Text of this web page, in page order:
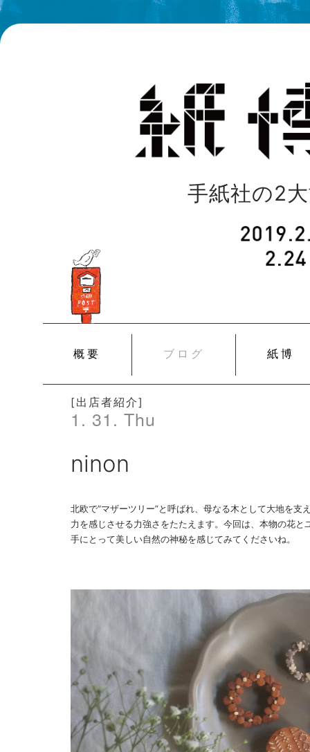
手紙社の2
CONTENT
概要 ブログ 紙博
[出店者紹介]
1. 31. Thu
ninon
北欧で“マザーツリー”と呼ばれ、母なる木として大地を
力を感じさせる力強さをたたえます。今回は、本物の花
手にとって美しい自然の神秘を感じてみてくださいね。